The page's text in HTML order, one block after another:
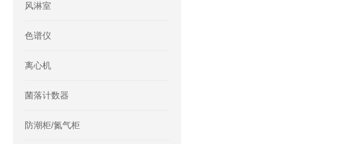
风淋室
色谱仪
离心机
菌落计数器
防潮柜/氮气柜